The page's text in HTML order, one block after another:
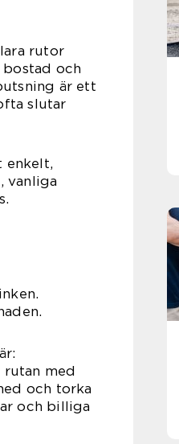
rutor
och
är ett
slutar
enkelt,
vanliga
med
och torka
och billiga